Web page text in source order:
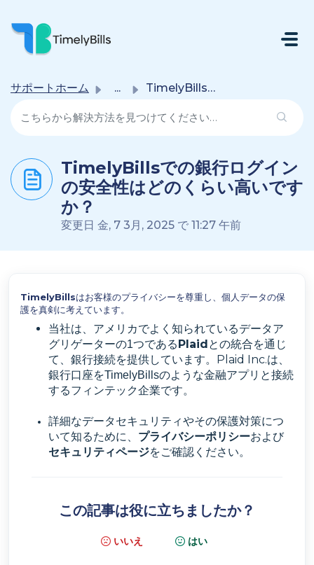
メインコンテンツに移動
サポートホーム ... TimelyBillsでの銀行ログインの安全性はどのくらい高いですか？
TimelyBillsでの銀行ログイン
の安全性はどのくらい高いです
か？
変更日 金, 7 3月, 2025 で 11:27 午前
TimelyBillsはお客様のプライバシーを尊重し、個人データの保
護を真剣に考えています。
当社は、アメリカでよく知られているデータア
グリゲーターの1つであるPlaidとの統合を通じ
て、銀行接続を提供しています。 Plaid Inc.は、
銀行口座をTimelyBillsのような金融アプリと接続
するフィンテック企業です。
詳細なデータセキュリティやその保護対策につ
いて知るために、 プライバシーポリシーおよび
セキュリティページをご確認ください。
この記事は役に立ちましたか？
いいえ はい